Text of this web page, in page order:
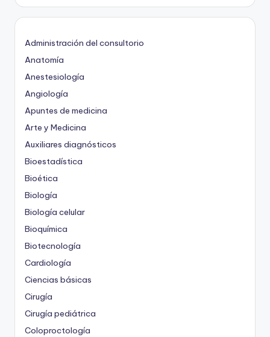
Administración del consultorio
Anatomía
Anestesiología
Angiología
Apuntes de medicina
Arte y Medicina
Auxiliares diagnósticos
Bioestadística
Bioética
Biología
Biología celular
Bioquímica
Biotecnología
Cardiología
Ciencias básicas
Cirugía
Cirugía pediátrica
Coloproctología